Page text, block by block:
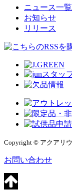
ニュース一覧
お知らせ
リリース
Copyright © アクアリ
お問い合わせ